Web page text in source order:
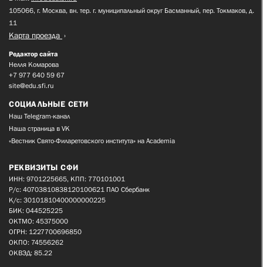
105066, г. Москва, вн. тер. г. муниципальный округ Басманный, пер. Токмаков, д.
11
Карта проезда
Редактор сайта
Нелля Комарова
+7 977 640 59 67
site@edu.sfi.ru
СОЦИАЛЬНЫЕ СЕТИ
Наш Telegram-канал
Наша страница в VK
«Вестник Свято-Филаретовского института» на Academia
РЕКВИЗИТЫ СФИ
ИНН: 9701225665, КПП: 770101001
Р/с: 40703810838120100621 ПАО Сбербанк
К/с: 30101810400000000225
БИК: 044525225
ОКТМО: 45375000
ОГРН: 1227700696850
ОКПО: 74556262
ОКВЭД: 85.22